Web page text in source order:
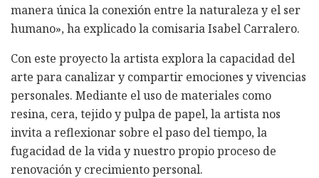
manera única la conexión entre la naturaleza y el ser
humano», ha explicado la comisaria Isabel Carralero.
Con este proyecto la artista explora la capacidad del
arte para canalizar y compartir emociones y vivencias
personales. Mediante el uso de materiales como
resina, cera, tejido y pulpa de papel, la artista nos
invita a reflexionar sobre el paso del tiempo, la
fugacidad de la vida y nuestro propio proceso de
renovación y crecimiento personal.